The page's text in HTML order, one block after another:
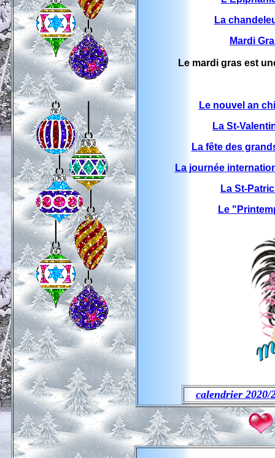
La
Mardi
Le mardi gras est
Le nouvel an
La St-
La fête des
La journée
La St-
Le
calendrier 2020/